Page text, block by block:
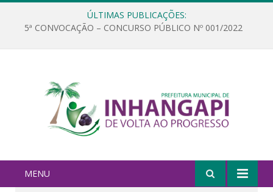
ÚLTIMAS PUBLICAÇÕES:
5ª CONVOCAÇÃO – CONCURSO PÚBLICO Nº 001/2022
MENU